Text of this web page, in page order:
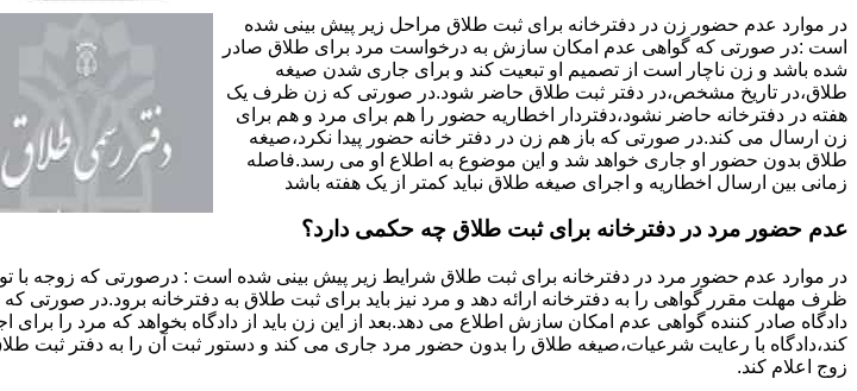
در موارد عدم حضور زن در دفترخانه برای ثبت طلاق مراحل زیر پیش بینی شده
است :در صورتی که گواهی عدم امکان سازش به درخواست مرد برای طلاق صادر
شده باشد و زن ناچار است از تصمیم او تبعیت کند و برای جاری شدن صیغه
طلاق،در تاریخ مشخص،در دفتر ثبت طلاق حاضر شود.در صورتی که زن ظرف یک
هفته در دفترخانه حاضر نشود،دفتردار اخطاریه حضور را هم برای مرد و هم برای
زن ارسال می کند.در صورتی که باز هم زن در دفتر خانه حضور پیدا نکرد،صیغه
طلاق بدون حضور او جاری خواهد شد و این موضوع به اطلاع او می رسد.فاصله
زمانی بین ارسال اخطاریه و اجرای صیغه طلاق نباید کمتر از یک هفته باشد
عدم حضور مرد در دفترخانه برای ثبت طلاق چه حکمی دارد؟
در موارد عدم حضور مرد در دفترخانه برای ثبت طلاق شرایط زیر پیش بینی شده است : درصورتی که زوجه با
ظرف مهلت مقرر گواهی را به دفترخانه ارائه دهد و مرد نیز باید برای ثبت طلاق به دفترخانه برود.در
دادگاه صادر کننده گواهی عدم امکان سازش اطلاع می دهد.بعد از این زن باید از دادگاه بخواهد که مرد را
کند،دادگاه با رعایت شرعیات،صیغه طلاق را بدون حضور مرد جاری می کند و دستور ثبت آن را به دفتر ثبت
زوج اعلام کند.